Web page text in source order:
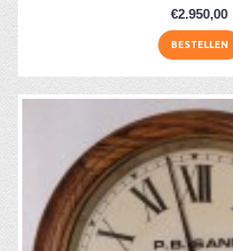
€2.950,00
BESTELLEN